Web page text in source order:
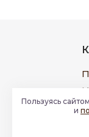
Пользуясь
и